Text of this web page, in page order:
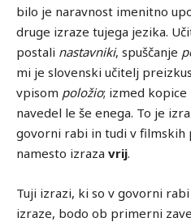
bilo je naravnost imenitno
druge izraze tujega jezika.
postali nastavniki, spuščanje
mi je slovenski učitelj
vpisom položio; izmed
navedel le še enega. To je
govorni rabi in tudi v filmskih
namesto izraza vrij.
Tuji izrazi, ki so v govorni
izraze, bodo ob primerni